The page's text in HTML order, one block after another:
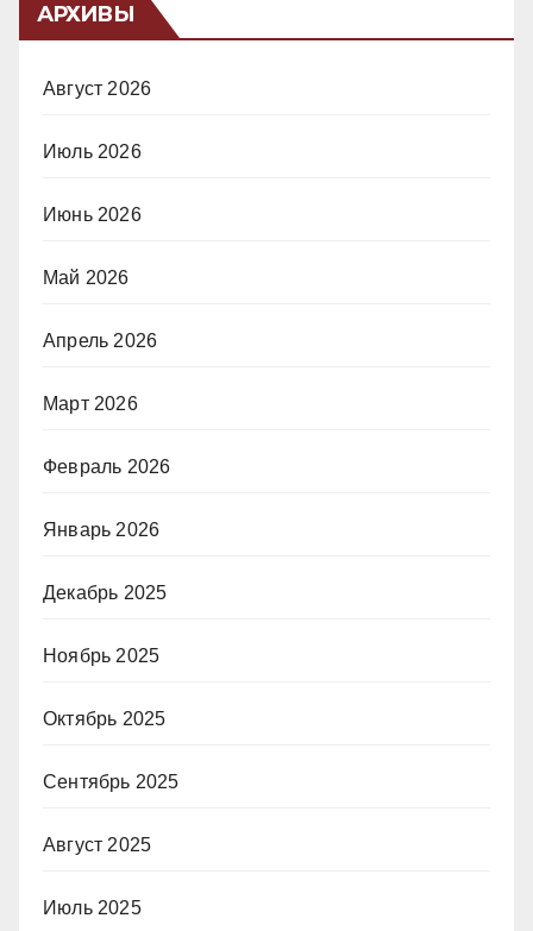
АРХИВЫ
Август 2026
Июль 2026
Июнь 2026
Май 2026
Апрель 2026
Март 2026
Февраль 2026
Январь 2026
Декабрь 2025
Ноябрь 2025
Октябрь 2025
Сентябрь 2025
Август 2025
Июль 2025